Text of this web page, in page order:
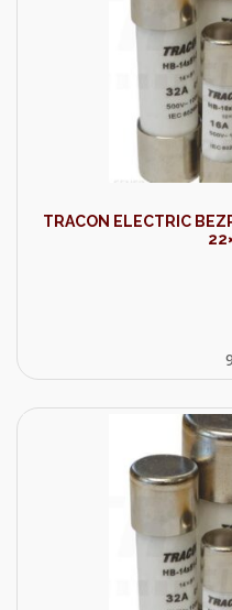
TRACON ELECTRIC